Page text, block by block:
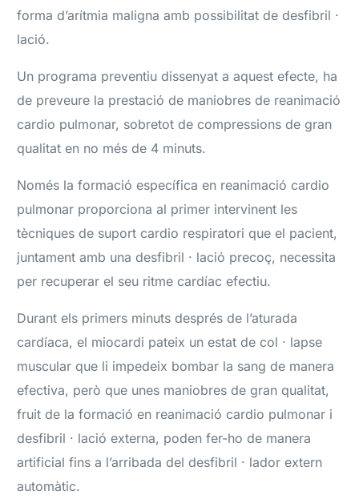
forma d’arítmia maligna amb possibilitat de desfibril ·
lació.
Un programa preventiu dissenyat a aquest efecte, ha
de preveure la prestació de maniobres de reanimació
cardio pulmonar, sobretot de compressions de gran
qualitat en no més de 4 minuts.
Només la formació específica en reanimació cardio
pulmonar proporciona al primer intervinent les
tècniques de suport cardio respiratori que el pacient,
juntament amb una desfibril · lació precoç, necessita
per recuperar el seu ritme cardíac efectiu.
Durant els primers minuts després de l’aturada
cardíaca, el miocardi pateix un estat de col · lapse
muscular que li impedeix bombar la sang de manera
efectiva, però que unes maniobres de gran qualitat,
fruit de la formació en reanimació cardio pulmonar i
desfibril · lació externa, poden fer-ho de manera
artificial fins a l’arribada del desfibril · lador extern
automàtic.